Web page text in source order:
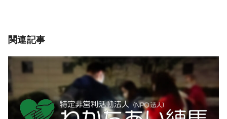
関連記事